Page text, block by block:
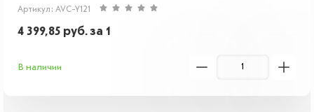
Артикул: AVC-Y121
4 399,85 руб.за 1
В наличии